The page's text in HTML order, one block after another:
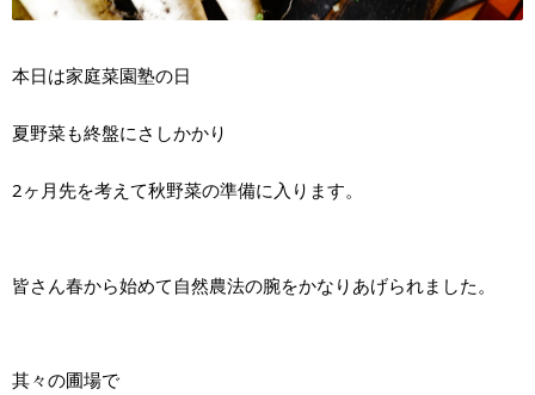
本日は家庭菜園塾の日
夏野菜も終盤にさしかかり
2ヶ月先を考えて秋野菜の準備に入ります。
皆さん春から始めて自然農法の腕をかなりあげられました。
其々の圃場で